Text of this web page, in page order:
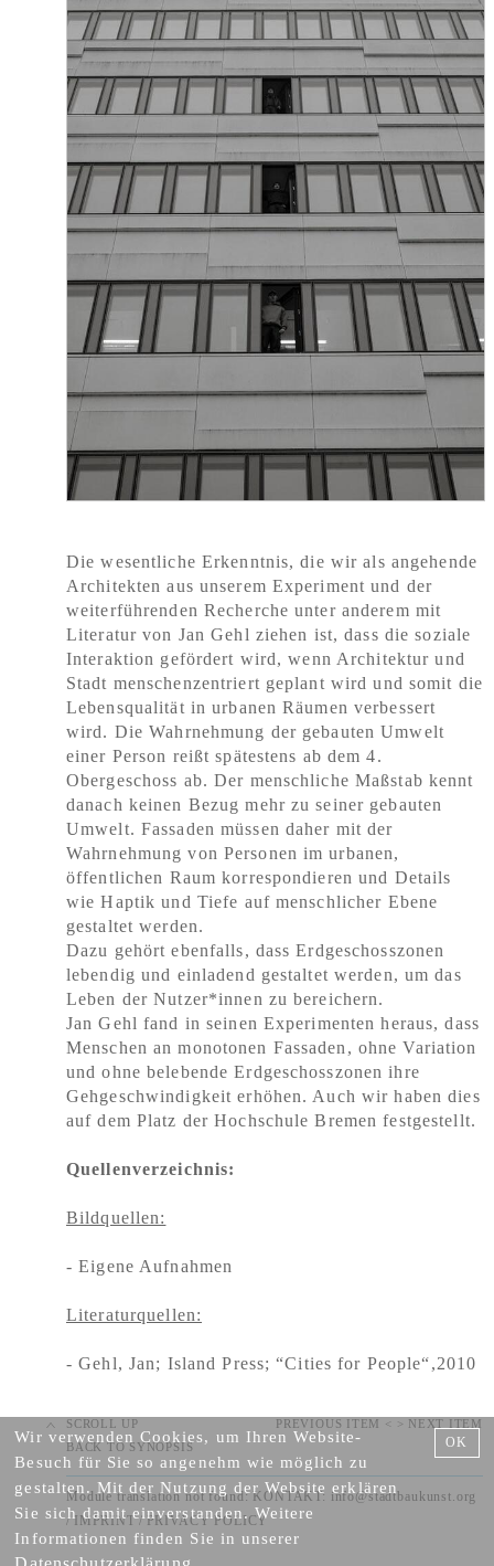
Die wesentliche Erkenntnis, die wir als angehende
Architekten aus unserem Experiment und der
weiterführenden Recherche unter anderem mit
Literatur von Jan Gehl ziehen ist, dass die soziale
Interaktion gefördert wird, wenn Architektur und
Stadt menschenzentriert geplant wird und somit die
Lebensqualität in urbanen Räumen verbessert
wird. Die Wahrnehmung der gebauten Umwelt
einer Person reißt spätestens ab dem 4.
Obergeschoss ab.Der menschliche Maßstab kennt
danach keinen Bezug mehr zu seiner gebauten
Umwelt. Fassaden müssen daher mit der
Wahrnehmung von Personen im urbanen,
öffentlichen Raum korrespondieren und Details
wie Haptik und Tiefe auf menschlicher Ebene
gestaltet werden.
Dazu gehört ebenfalls, dass Erdgeschosszonen
lebendig und einladend gestaltet werden, um das
Leben der Nutzer*innen zu bereichern.
Jan Gehl fand in seinen Experimenten heraus, dass
Menschen an monotonen Fassaden, ohneVariation
und ohnebelebende Erdgeschosszonen ihre
Gehgeschwindigkeit erhöhen. Auch wir haben dies
auf dem Platz der Hochschule Bremen festgestellt.
Quellenverzeichnis:
Bildquellen:
-Eigene Aufnahmen
Literaturquellen:
-Gehl, Jan; Island Press; “Cities for People“,2010
SCROLL UP
BACK TO SYNOPSIS
PREVIOUS ITEM < > NEXT ITEM
Module translation not found: KONTAKT: info@stadtbaukunst.org
/ IMPRINT / PRIVACY POLICY
Wir verwenden Cookies, um Ihren Website-
Besuch für Sie so angenehm wie möglich zu
gestalten. Mit der Nutzung der Website erklären
Sie sich damit einverstanden. Weitere
Informationen finden Sie in unserer
OK